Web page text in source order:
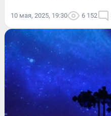
10 мая, 2025, 19:30 6 152